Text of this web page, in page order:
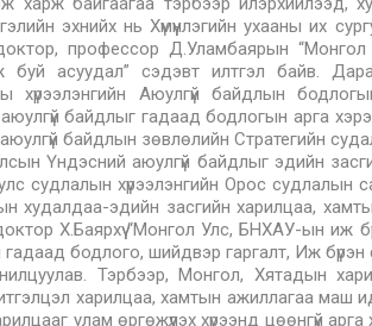
эхнийх нь Хүмүүнлэгийн ухааны их
профессор Д.Уламбаярын
буй асуудал” сэдэвт илтгэл байв.
хүрээлэнгийн Аюулгүй байдлын
байдлыг гадаад бодлогын арга
байдлын зөвлөлийн Стратегийн
Үндэсний аюулгүй байдлыг эдийн
судлалын хүрээлэнгийн Орос судлалын
худалдаа-эдийн засгийн харилцаа,
Х.Баярхүү “Монгол Улс, БНХАУ-ын иж
бодлого, шийдвэр гаргалт, Иж
Тэрбээр, Монгол, Хятадын
харилцаа, хамтын ажиллагаа маш
улам өргөжүүлэх хүрээнд цөөнгүй